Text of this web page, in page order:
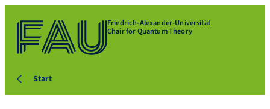
Friedrich-Alexander-Universität
Chair for Quantum Theory
Start